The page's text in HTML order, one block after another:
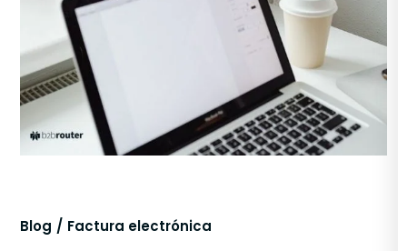
Blog Factura electrónica